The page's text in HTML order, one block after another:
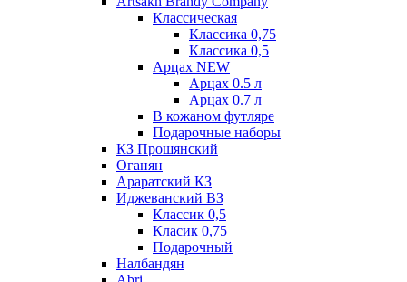
Классическая
Классика 0,75
Классика 0,5
Арцах NEW
Арцах 0.5 л
Арцах 0.7 л
В кожаном футляре
Подарочные наборы
КЗ Прошянский
Оганян
Араратский КЗ
Иджеванский ВЗ
Классик 0,5
Класик 0,75
Подарочный
Налбандян